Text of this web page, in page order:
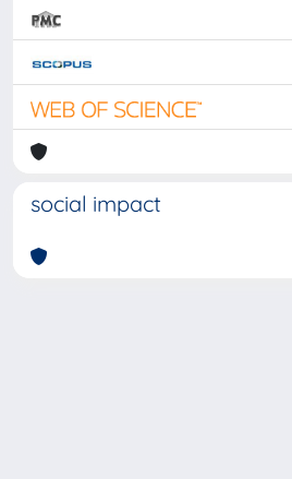
social impact